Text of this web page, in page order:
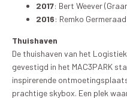
2017: Bert Weever
2016: Remko
Thuishaven
De thuishaven van het
gevestigd in het MAC3PARK
inspirerende
prachtige skybox. Een plek